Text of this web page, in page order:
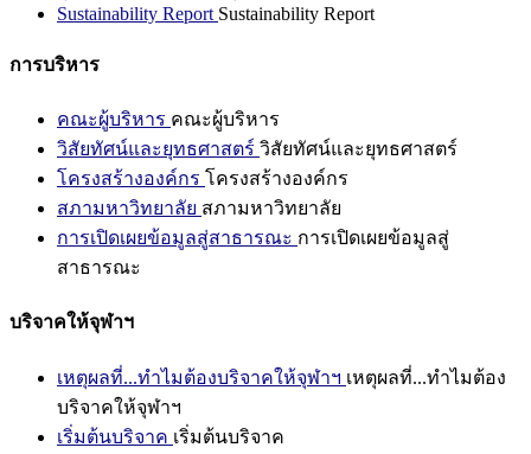
Sustainability Report Sustainability Report
การบริหาร
คณะผู้บริหาร คณะผู้บริหาร
วิสัยทัศน์และยุทธศาสตร์ วิสัยทัศน์และยุทธศาสตร์
โครงสร้างองค์กร โครงสร้างองค์กร
สภามหาวิทยาลัย สภามหาวิทยาลัย
การเปิดเผยข้อมูลสู่สาธารณะ การเปิดเผยข้อมูลสู่
สาธารณะ
บริจาคให้จุฬาฯ
เหตุผลที่...ทำไมต้องบริจาคให้จุฬาฯ เหตุผลที่...ทำไมต้อง
บริจาคให้จุฬาฯ
เริ่มต้นบริจาค เริ่มต้นบริจาค